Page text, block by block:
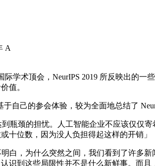
A
术顶会，NeurIPS 2019 所反映出的一
值。
己的参会体验，较为全面地总结了
颈的担忧。人工智能企业不应该仅仅
十位数，因为没人负担得起这样的开销」
，为什么突然之间，我们看到了许多
识到这些局限性并不是什么新鲜事。而且